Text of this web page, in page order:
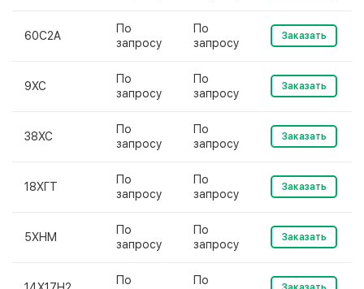
60С2А
По
запросу
По
запросу
Заказать
9ХС
По
запросу
По
запросу
Заказать
38ХС
По
запросу
По
запросу
Заказать
18ХГТ
По
запросу
По
запросу
Заказать
5ХНМ
По
запросу
По
запросу
Заказать
По
По